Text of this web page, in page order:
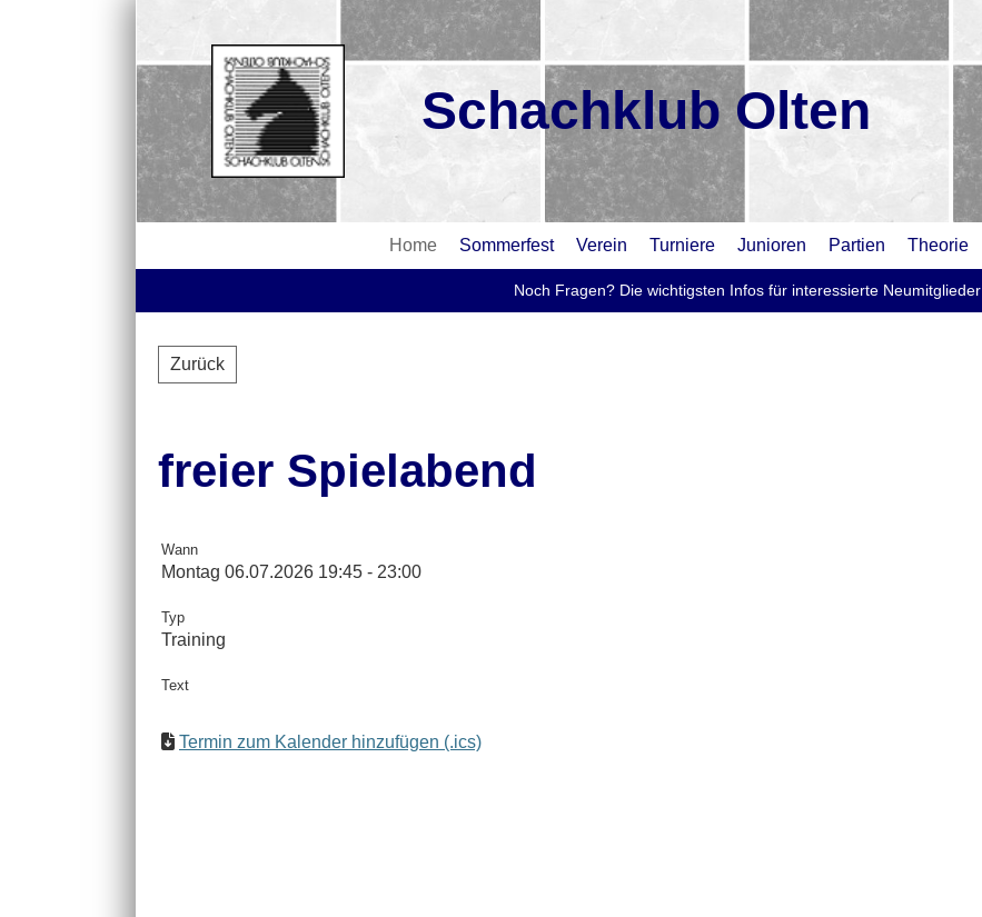
Schachklub Olten
Home Sommerfest Verein Turniere Junioren Partien Theorie
Noch Fragen? Die wichtigsten Infos für interessierte Neumitglieder
Zurück
freier Spielabend
Wann
Montag 06.07.2026 19:45 - 23:00
Typ
Training
Text
Termin zum Kalender hinzufügen (.ics)